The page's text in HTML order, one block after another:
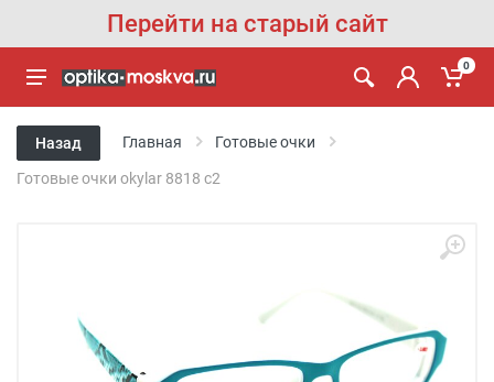
Перейти на старый сайт
0
Назад Главная Готовые очки
Готовые очки okylar 8818 c2